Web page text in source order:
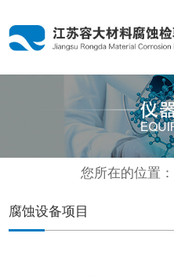
您所在的位置：
腐蚀设备项目